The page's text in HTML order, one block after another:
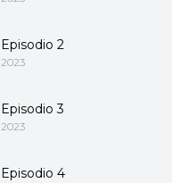
Episodio 2
2023
Episodio 3
2023
Episodio 4